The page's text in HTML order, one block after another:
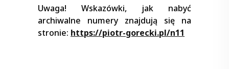
Uwaga! Wskazówki, jak nabyć
archiwalne numery znajdują się na
stronie: https://piotr-gorecki.pl/n11